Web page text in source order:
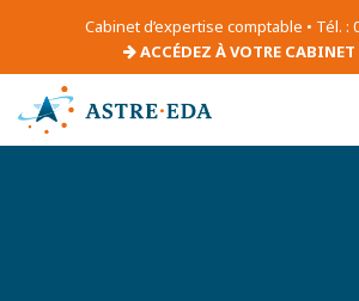
Cabinet d’expertise comptable • Tél. :
ACCÉDEZ À VOTRE